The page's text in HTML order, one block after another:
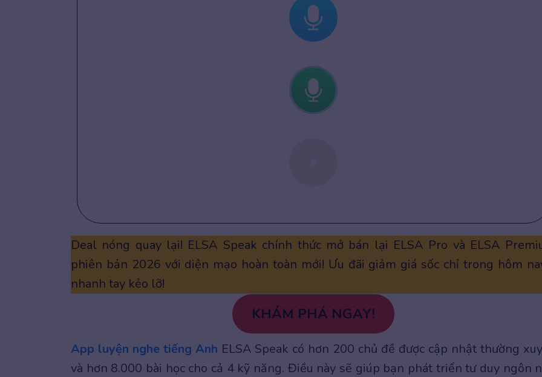
Deal nóng quay lại! ELSA Speak chính thức mở bán lại ELSA Pro và ELSA
phiên bản 2026 với diện mạo hoàn toàn mới! Ưu đãi giảm giá sốc chỉ trong hôm
nhanh tay kẻo lỡ!
KHÁM PHÁ NGAY!
App luyện nghe tiếng Anh ELSA Speak có hơn 200 chủ đề được cập nhật thường
và hơn 8.000 bài học cho cả 4 kỹ năng. Điều này sẽ giúp bạn phát triển tư duy ngôn